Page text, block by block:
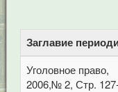
Заглавие
Уголовное право,
2006,№ 2, Стр.